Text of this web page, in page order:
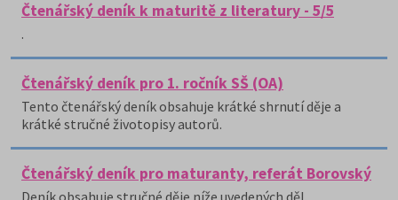
Čtenářský deník k maturitě z literatury - 5/5
.
Čtenářský deník pro 1. ročník SŠ (OA)
Tento čtenářský deník obsahuje krátké shrnutí děje a
krátké stručné životopisy autorů.
Čtenářský deník pro maturanty, referát Borovský
Deník obsahuje stručné děje níže uvedených děl.